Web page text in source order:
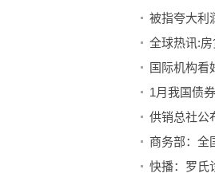
被指夸大利
全球热讯:
国际机构看
1月我国债
供销总社公
商务部：全
快播：罗氏